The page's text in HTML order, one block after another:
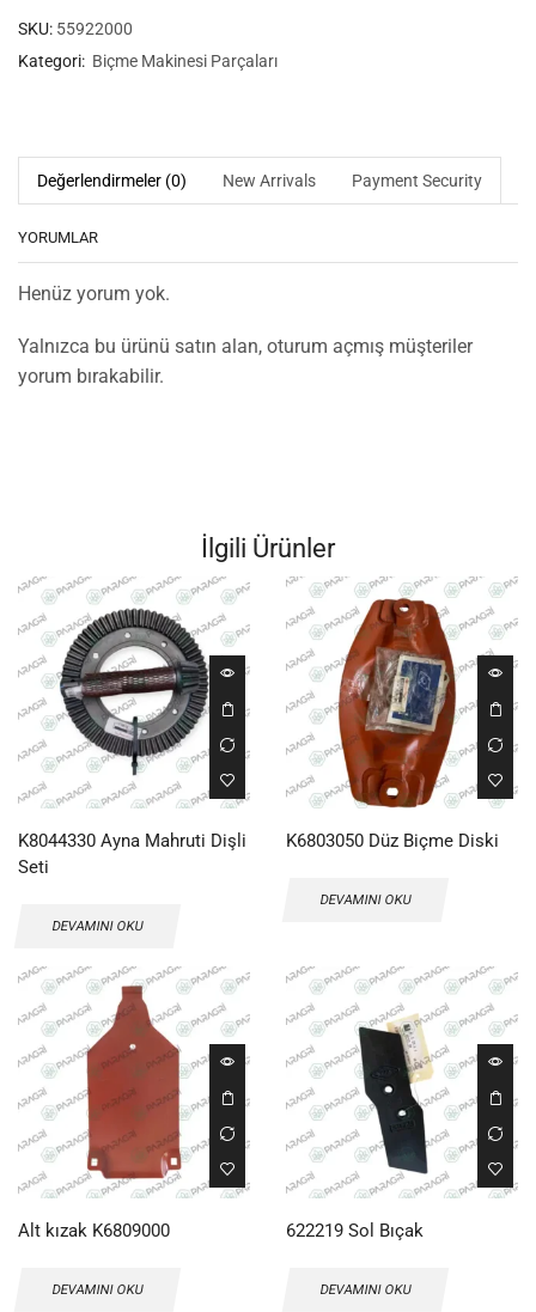
SKU: 55922000
Kategori: Biçme Makinesi Parçaları
Değerlendirmeler (0) New Arrivals Payment Security
YORUMLAR
Henüz yorum yok.
Yalnızca bu ürünü satın alan, oturum açmış müşteriler
yorum bırakabilir.
İlgili Ürünler
K8044330 Ayna Mahruti Dişli
Seti
DEVAMINI OKU
K6803050 Düz Biçme Diski
DEVAMINI OKU
Alt kızak K6809000
DEVAMINI OKU
622219 Sol Bıçak
DEVAMINI OKU